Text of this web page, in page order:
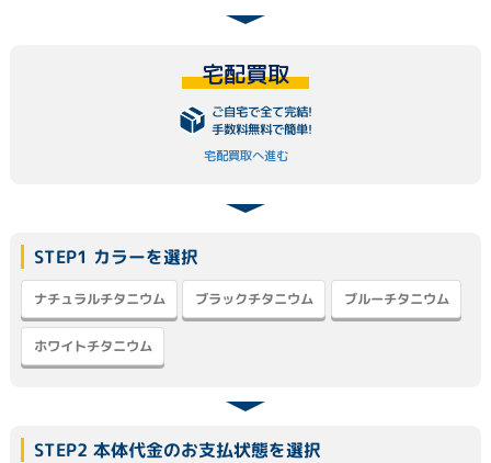
宅配買取
ご自宅で全て完結!
手数料無料で簡単!
宅配買取へ進む
STEP1 カラーを選択
ナチュラルチタニウム ブラックチタニウム ブルーチタニウム
ホワイトチタニウム
STEP2 本体代金のお支払状態を選択